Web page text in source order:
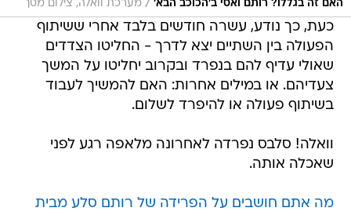
האם זה בגללו? רותם ואסי ב'הכוכב הבא' / מערכת וואלה, צילום מסך
כעת, כך נודע, עשרה חודשים בלבד אחרי ששיתוף
הפעולה בין השתיים יצא לדרך - החליטו הצדדים
שאולי עדיף להם בנפרד ובקרוב יחליטו על המשך
צעדיהם. או במילים אחרות: האם להמשיך לעבוד
בשיתוף פעולה או להיפרד לשלום.
וואלה! סלבס נפרדה לאחרונה מלאפה רגע לפני
שאכלה אותה.
מה אתם חושבים על הפרידה של רותם סלע מבית